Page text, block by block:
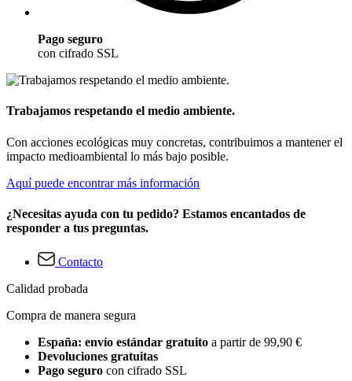
Pago seguro
con cifrado SSL
Trabajamos respetando el medio ambiente.
Con acciones ecológicas muy concretas, contribuimos a mantener el
impacto medioambiental lo más bajo posible.
Aquí puede encontrar más información
¿Necesitas ayuda con tu pedido? Estamos encantados de
responder a tus preguntas.
Contacto
Calidad probada
Compra de manera segura
España: envío estándar gratuito a partir de 99,90 €
Devoluciones gratuitas
Pago seguro con cifrado SSL